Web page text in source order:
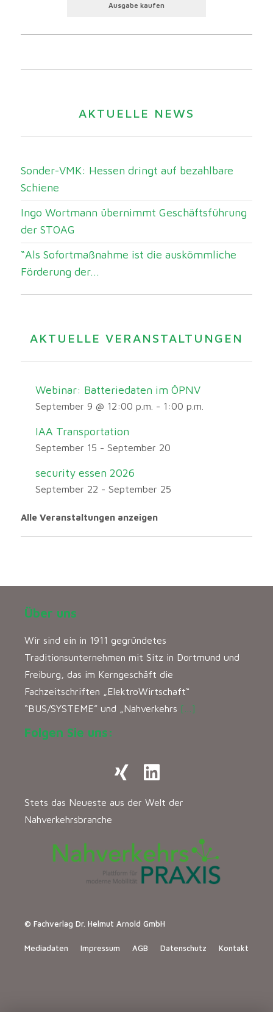
Ausgabe kaufen
AKTUELLE NEWS
Sonder-VMK: Hessen dringt auf bezahlbare
Schiene
Ingo Wortmann übernimmt Geschäftsführung
der STOAG
“Als Sofortmaßnahme ist die auskömmliche
Förderung der...
AKTUELLE VERANSTALTUNGEN
Webinar: Batteriedaten im ÖPNV
September 9 @ 12:00 p.m. - 1:00 p.m.
IAA Transportation
September 15 - September 20
security essen 2026
September 22 - September 25
Alle Veranstaltungen anzeigen
Über uns
Wir sind ein in 1911 gegründetes
Traditionsunternehmen mit Sitz in Dortmund und
Freiburg, das im Kerngeschäft die
Fachzeitschriften „ElektroWirtschaft“
“BUS/SYSTEME” und „Nahverkehrs […]
Folgen Sie uns:
Stets das Neueste aus der Welt der
Nahverkehrsbranche
© Fachverlag Dr. Helmut Arnold GmbH
Mediadaten Impressum AGB Datenschutz Kontakt